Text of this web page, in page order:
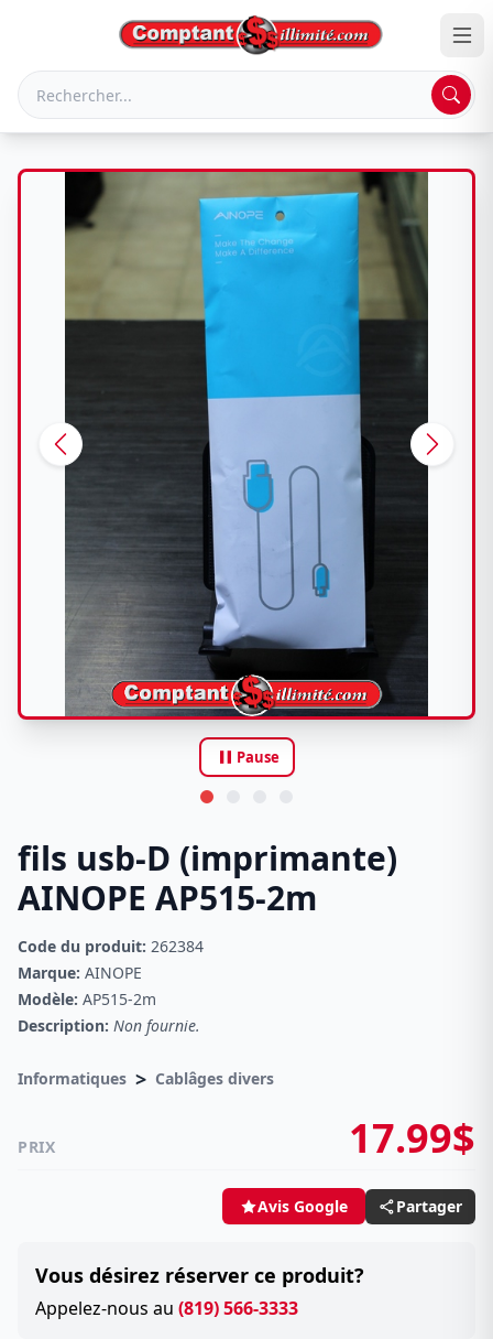
pause Pause
fils usb-D (imprimante)
AINOPE AP515-2m
Code du produit: 262384
Marque: AINOPE
Modèle: AP515-2m
Description: Non fournie.
Informatiques > Cablâges divers
PRIX 17.99$
Avis Google Partager
Vous désirez réserver ce produit?
Appelez-nous au (819) 566-3333